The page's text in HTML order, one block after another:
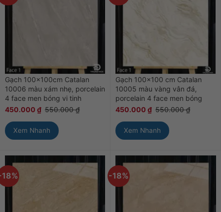
Gạch 100x100cm Catalan
10006 màu xám nhẹ, porcelain
4 face men bóng vi tinh
450.000 ₫ 550.000₫
Xem Nhanh
Gạch 100×100 cm Catalan
10005 màu vàng vân đá,
porcelain 4 face men bóng
450.000 ₫ 550.000₫
Xem Nhanh
-18%